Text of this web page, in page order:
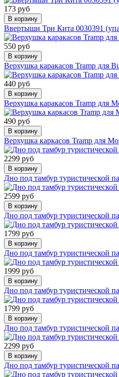
173 руб
В корзину
Ввертыши Три Кита 0030391
550 руб
В корзину
Верхушка каракасов Tramp для
440 руб
В корзину
Верхушка каракасов Tramp для
490 руб
В корзину
Верхушка каркасов Tramp для
2299 руб
В корзину
Дно под тамбур туристической
2599 руб
В корзину
Дно под тамбур туристической
1799 руб
В корзину
Дно под тамбур туристической
1999 руб
В корзину
Дно под тамбур туристической
1799 руб
В корзину
Дно под тамбур туристической
2299 руб
В корзину
Дно под тамбур туристической